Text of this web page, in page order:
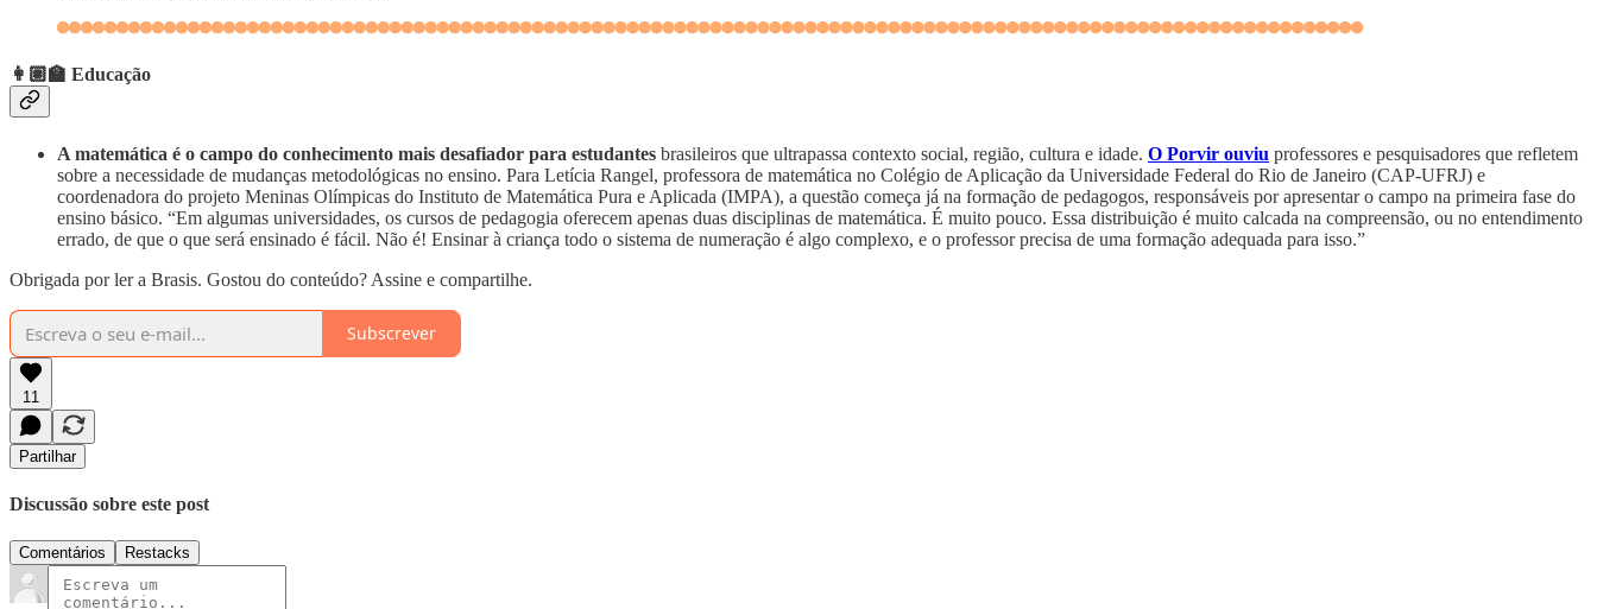
👩🏽‍🏫 Educação
A matemática é o campo do conhecimento mais desafiador para estudantes brasileiros que ultrapassa contexto social, região, cultura e idade. O Porvir ouviu professores e pesquisadores que refletem
sobre a necessidade de mudanças metodológicas no ensino. Para Letícia Rangel, professora de matemática no Colégio de Aplicação da Universidade Federal do Rio de Janeiro (CAP-UFRJ) e
coordenadora do projeto Meninas Olímpicas do Instituto de Matemática Pura e Aplicada (IMPA), a questão começa já na formação de pedagogos, responsáveis por apresentar o campo na primeira fase do
ensino básico. “Em algumas universidades, os cursos de pedagogia oferecem apenas duas disciplinas de matemática. É muito pouco. Essa distribuição é muito calcada na compreensão, ou no entendimento
errado, de que o que será ensinado é fácil. Não é! Ensinar à criança todo o sistema de numeração é algo complexo, e o professor precisa de uma formação adequada para isso.”
Obrigada por ler a Brasis. Gostou do conteúdo? Assine e compartilhe.
Subscrever
11
Partilhar
Discussão sobre este post
Comentários Restacks